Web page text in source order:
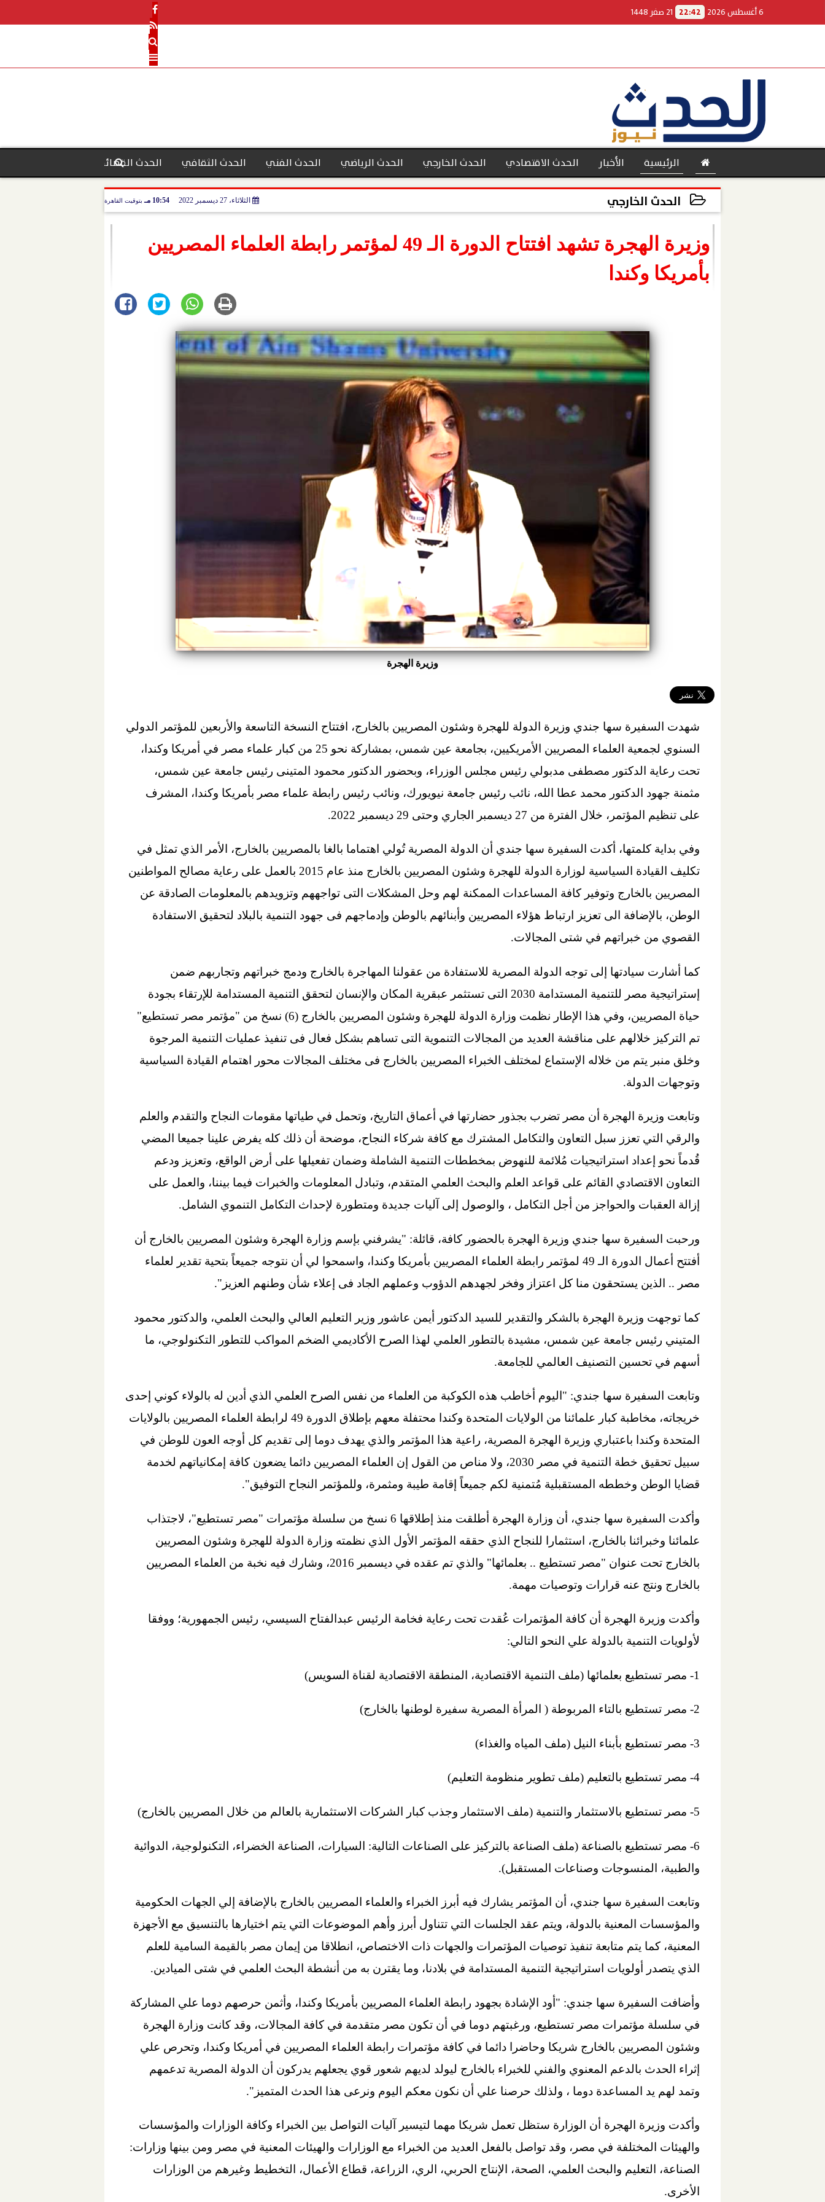
6 أغسطس 2026 22:42 21 صفر 1448
الرئيسية الأخبار الحدث الاقتصادي
بنوك
الحدث الخارجي الحدث الرياضي الحدث الفني الحدث الثقافي الحدث القضائي
الحدث الخارجي الثلاثاء، 27 ديسمبر 2022 10:54 مـ بتوقيت القاهرة
وزيرة الهجرة تشهد افتتاح الدورة الـ 49 لمؤتمر رابطة العلماء المصريين
بأمريكا وكندا
وزيرة الهجرة
شهدت السفيرة سها جندي وزيرة الدولة للهجرة وشئون المصريين بالخارج، افتتاح النسخة التاسعة والأربعين للمؤتمر الدولي
السنوي لجمعية العلماء المصريين الأمريكيين، بجامعة عين شمس، بمشاركة نحو 25 من كبار علماء مصر في أمريكا وكندا،
تحت رعاية الدكتور مصطفى مدبولي رئيس مجلس الوزراء، وبحضور الدكتور محمود المتينى رئيس جامعة عين شمس،
مثمنة جهود الدكتور محمد عطا الله، نائب رئيس جامعة نيويورك، ونائب رئيس رابطة علماء مصر بأمريكا وكندا، المشرف
على تنظيم المؤتمر، خلال الفترة من 27 ديسمبر الجاري وحتى 29 ديسمبر 2022.
وفي بداية كلمتها، أكدت السفيرة سها جندي أن الدولة المصرية تُولي اهتماما بالغا بالمصريين بالخارج، الأمر الذي تمثل في
تكليف القيادة السياسية لوزارة الدولة للهجرة وشئون المصريين بالخارج منذ عام 2015 بالعمل على رعاية مصالح المواطنين
المصريين بالخارج وتوفير كافة المساعدات الممكنة لهم وحل المشكلات التى تواجههم وتزويدهم بالمعلومات الصادقة عن
الوطن، بالإضافة الى تعزيز ارتباط هؤلاء المصريين وأبنائهم بالوطن وإدماجهم فى جهود التنمية بالبلاد لتحقيق الاستفادة
القصوي من خبراتهم في شتى المجالات.
كما أشارت سيادتها إلى توجه الدولة المصرية للاستفادة من عقولنا المهاجرة بالخارج ودمج خبراتهم وتجاربهم ضمن
إستراتيجية مصر للتنمية المستدامة 2030 التى تستثمر عبقرية المكان والإنسان لتحقق التنمية المستدامة للإرتقاء بجودة
حياة المصريين، وفي هذا الإطار نظمت وزارة الدولة للهجرة وشئون المصريين بالخارج (6) نسخ من "مؤتمر مصر تستطيع"
تم التركيز خلالهم على مناقشة العديد من المجالات التنموية التى تساهم بشكل فعال فى تنفيذ عمليات التنمية المرجوة
وخلق منبر يتم من خلاله الإستماع لمختلف الخبراء المصريين بالخارج فى مختلف المجالات محور اهتمام القيادة السياسية
وتوجهات الدولة.
وتابعت وزيرة الهجرة أن مصر تضرب بجذور حضارتها في أعماق التاريخ، وتحمل في طياتها مقومات النجاح والتقدم والعلم
والرقي التي تعزز سبل التعاون والتكامل المشترك مع كافة شركاء النجاح، موضحة أن ذلك كله يفرض علينا جميعا المضي
قُدماً نحو إعداد استراتيجيات مُلائمة للنهوض بمخططات التنمية الشاملة وضمان تفعيلها على أرض الواقع، وتعزيز ودعم
التعاون الاقتصادي القائم على قواعد العلم والبحث العلمي المتقدم، وتبادل المعلومات والخبرات فيما بيننا، والعمل على
إزالة العقبات والحواجز من أجل التكامل ، والوصول إلى آليات جديدة ومتطورة لإحداث التكامل التنموي الشامل.
ورحبت السفيرة سها جندي وزيرة الهجرة بالحضور كافة، قائلة: "يشرفني بإسم وزارة الهجرة وشئون المصريين بالخارج أن
أفتتح أعمال الدورة الـ 49 لمؤتمر رابطة العلماء المصريين بأمريكا وكندا، واسمحوا لي أن نتوجه جميعاً بتحية تقدير لعلماء
مصر .. الذين يستحقون منا كل اعتزاز وفخر لجهدهم الدؤوب وعملهم الجاد فى إعلاء شأن وطنهم العزيز".
كما توجهت وزيرة الهجرة بالشكر والتقدير للسيد الدكتور أيمن عاشور وزير التعليم العالي والبحث العلمي، والدكتور محمود
المتيني رئيس جامعة عين شمس، مشيدة بالتطور العلمي لهذا الصرح الأكاديمي الضخم المواكب للتطور التكنولوجي، ما
أسهم في تحسين التصنيف العالمي للجامعة.
وتابعت السفيرة سها جندي: "اليوم أخاطب هذه الكوكبة من العلماء من نفس الصرح العلمي الذي أدين له بالولاء كوني إحدى
خريجاته، مخاطبة كبار علمائنا من الولايات المتحدة وكندا محتفلة معهم بإطلاق الدورة 49 لرابطة العلماء المصريين بالولايات
المتحدة وكندا باعتباري وزيرة الهجرة المصرية، راعية هذا المؤتمر والذي يهدف دوما إلى تقديم كل أوجه العون للوطن في
سبيل تحقيق خطة التنمية في مصر 2030، ولا مناص من القول إن العلماء المصريين دائما يضعون كافة إمكانياتهم لخدمة
قضايا الوطن وخططه المستقبلية مُتمنية لكم جميعاً إقامة طيبة ومثمرة، وللمؤتمر النجاح التوفيق".
وأكدت السفيرة سها جندي، أن وزارة الهجرة أطلقت منذ إطلاقها 6 نسخ من سلسلة مؤتمرات "مصر تستطيع"، لاجتذاب
علمائنا وخبرائنا بالخارج، استثمارا للنجاح الذي حققه المؤتمر الأول الذي نظمته وزارة الدولة للهجرة وشئون المصريين
بالخارج تحت عنوان "مصر تستطيع .. بعلمائها" والذي تم عقده في ديسمبر 2016، وشارك فيه نخبة من العلماء المصريين
بالخارج ونتج عنه قرارات وتوصيات مهمة.
وأكدت وزيرة الهجرة أن كافة المؤتمرات عُقدت تحت رعاية فخامة الرئيس عبدالفتاح السيسي، رئيس الجمهورية؛ ووفقا
لأولويات التنمية بالدولة علي النحو التالي:
1- مصر تستطيع بعلمائها (ملف التنمية الاقتصادية، المنطقة الاقتصادية لقناة السويس)
2- مصر تستطيع بالتاء المربوطة ( المرأة المصرية سفيرة لوطنها بالخارج)
3- مصر تستطيع بأبناء النيل (ملف المياه والغذاء)
4- مصر تستطيع بالتعليم (ملف تطوير منظومة التعليم)
5- مصر تستطيع بالاستثمار والتنمية (ملف الاستثمار وجذب كبار الشركات الاستثمارية بالعالم من خلال المصريين بالخارج)
6- مصر تستطيع بالصناعة (ملف الصناعة بالتركيز على الصناعات التالية: السيارات، الصناعة الخضراء، التكنولوجية، الدوائية
والطبية، المنسوجات وصناعات المستقبل).
وتابعت السفيرة سها جندي، أن المؤتمر يشارك فيه أبرز الخبراء والعلماء المصريين بالخارج بالإضافة إلي الجهات الحكومية
والمؤسسات المعنية بالدولة، ويتم عقد الجلسات التي تتناول أبرز وأهم الموضوعات التي يتم اختيارها بالتنسيق مع الأجهزة
المعنية، كما يتم متابعة تنفيذ توصيات المؤتمرات والجهات ذات الاختصاص، انطلاقا من إيمان مصر بالقيمة السامية للعلم
الذي يتصدر أولويات استراتيجية التنمية المستدامة في بلادنا، وما يقترن به من أنشطة البحث العلمي في شتى الميادين.
وأضافت السفيرة سها جندي: "أود الإشادة بجهود رابطة العلماء المصريين بأمريكا وكندا، وأثمن حرصهم دوما علي المشاركة
في سلسلة مؤتمرات مصر تستطيع، ورغبتهم دوما في أن تكون مصر متقدمة في كافة المجالات، وقد كانت وزارة الهجرة
وشئون المصريين بالخارج شريكا وحاضرا دائما في كافة مؤتمرات رابطة العلماء المصريين في أمريكا وكندا، وتحرص علي
إثراء الحدث بالدعم المعنوي والفني للخبراء بالخارج ليولد لديهم شعور قوي يجعلهم يدركون أن الدولة المصرية تدعمهم
وتمد لهم يد المساعدة دوما ، ولذلك حرصنا علي أن نكون معكم اليوم ونرعى هذا الحدث المتميز".
وأكدت وزيرة الهجرة أن الوزارة ستظل تعمل شريكا مهما لتيسير آليات التواصل بين الخبراء وكافة الوزارات والمؤسسات
والهيئات المختلفة في مصر، وقد تواصل بالفعل العديد من الخبراء مع الوزارات والهيئات المعنية في مصر ومن بينها وزارات:
الصناعة، التعليم والبحث العلمي، الصحة، الإنتاج الحربي، الري، الزراعة، قطاع الأعمال، التخطيط وغيرهم من الوزارات
الأخرى.